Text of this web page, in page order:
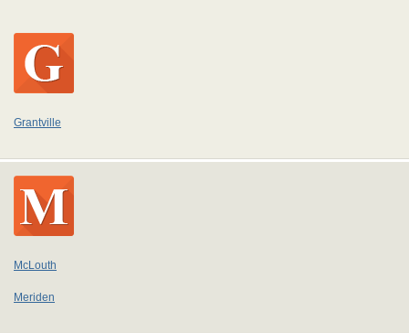
Grantville
McLouth
Meriden